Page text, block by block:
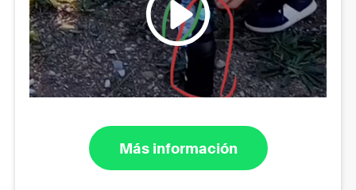
Más información